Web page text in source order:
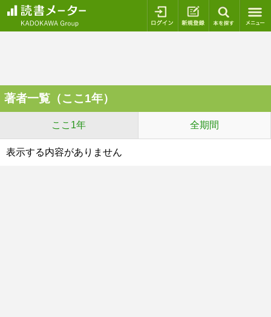
ログイン 新規登録
著者一覧（ここ1年）
ここ1年 全期間
表示する内容がありません